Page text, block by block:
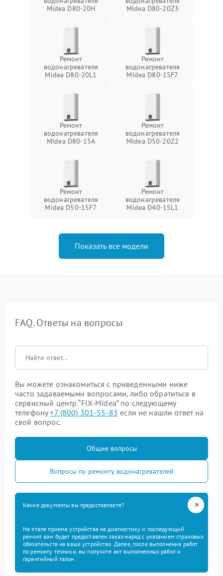
Midea D80-20Н
Midea D80-20Z3
Ремонт
водонагревателя
Midea D80-20L1
Ремонт
водонагревателя
Midea D80-15F7
Ремонт
водонагревателя
Midea D80-15A
Ремонт
водонагревателя
Midea D50-20Z2
Ремонт
водонагревателя
Midea D50-15F7
Ремонт
водонагревателя
Midea D40-15L1
Показать все модели
FAQ. Ответы на вопросы
Вы можете ознакомиться с приведенными ниже
часто задаваемыми вопросами, либо обратиться в
сервисный центр “FIX-Midea” по следующему
телефону+7 (800) 301-55-83 если не нашли ответ на
свой вопрос.
Общие вопросы
Вопросы по ремонту водонагревателей
Какие документы вы предоставляете?
На этапе приема устройства на диагностику и последующий
ремонт вам будет предоставлен заказ-наряд с указанием страховых
обязательств на ваше устройство. Далее, после выполнения работ
по ремонту техники, вы получите акт выполненных работ и
гарантийный талон.